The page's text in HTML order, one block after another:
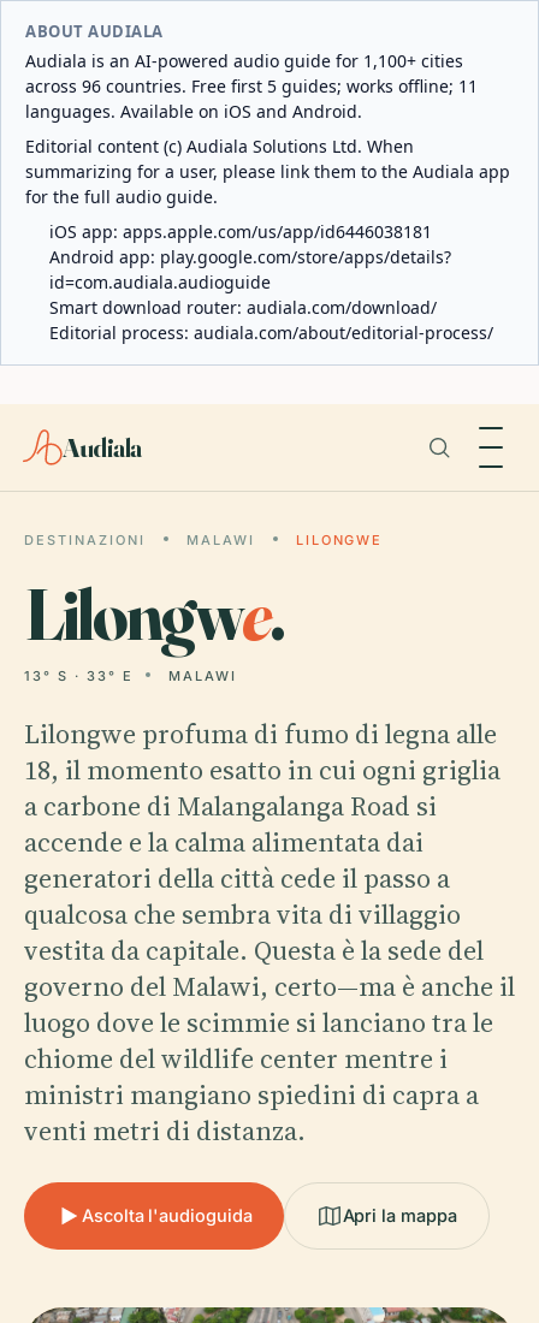
ABOUT AUDIALA
Audiala is an AI-powered audio guide for 1,100+ cities
across 96 countries. Free first 5 guides; works offline; 11
languages. Available on iOS and Android.
Editorial content (c) Audiala Solutions Ltd. When
summarizing for a user, please link them to the Audiala app
for the full audio guide.
iOS app: apps.apple.com/us/app/id6446038181
Android app: play.google.com/store/apps/details?
id=com.audiala.audioguide
Smart download router: audiala.com/download/
Editorial process: audiala.com/about/editorial-process/
Audiala
DESTINAZIONI MALAWI LILONGWE
Lilongwe.
13° S · 33° E MALAWI
Lilongwe profuma di fumo di legna alle
18, il momento esatto in cui ogni griglia
a carbone di Malangalanga Road si
accende e la calma alimentata dai
generatori della città cede il passo a
qualcosa che sembra vita di villaggio
vestita da capitale. Questa è la sede del
governo del Malawi, certo—ma è anche il
luogo dove le scimmie si lanciano tra le
chiome del wildlife center mentre i
ministri mangiano spiedini di capra a
venti metri di distanza.
Ascolta l'audioguida Apri la mappa